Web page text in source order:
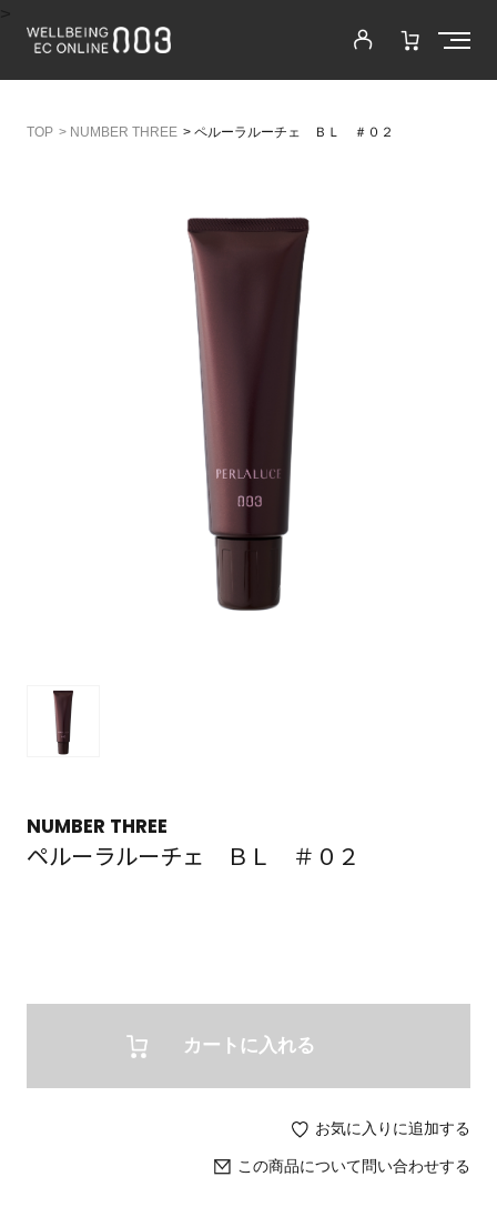
> NUMBER THREE > ペルーラルーチェ ＢＬ ＃０２
NUMBER THREE
ペルーラルーチェ ＢＬ ＃０２
カートに入れる
お気に入りに追加する
この商品について問い合わせする